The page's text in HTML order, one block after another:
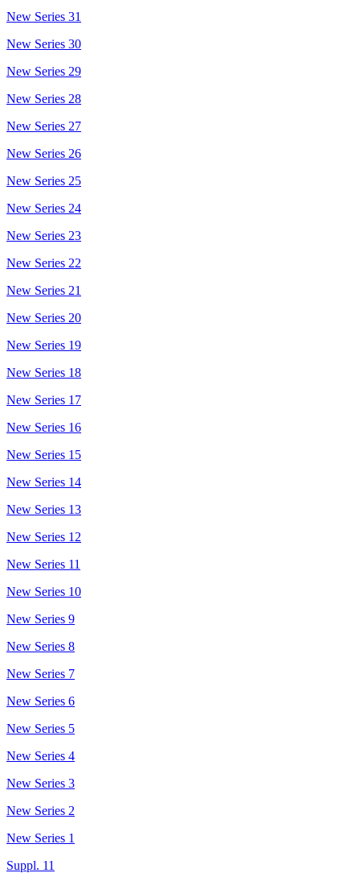
New Series 31
New Series 30
New Series 29
New Series 28
New Series 27
New Series 26
New Series 25
New Series 24
New Series 23
New Series 22
New Series 21
New Series 20
New Series 19
New Series 18
New Series 17
New Series 16
New Series 15
New Series 14
New Series 13
New Series 12
New Series 11
New Series 10
New Series 9
New Series 8
New Series 7
New Series 6
New Series 5
New Series 4
New Series 3
New Series 2
New Series 1
Suppl. 11